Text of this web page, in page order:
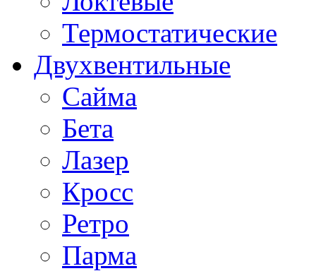
Термостатические
Двухвентильные
Сайма
Бета
Лазер
Кросс
Ретро
Парма